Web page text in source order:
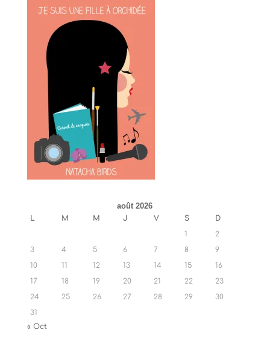
août 2026
L M M J V S
D
1
2
3
4 5 6 7 8
9
10
11 12 13 14 15
16
17
18 19 20 21 22
23
24
25 26 27 28 29
30
31
« Oct